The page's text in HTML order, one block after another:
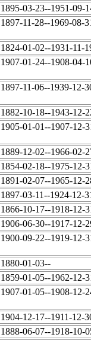
1895-03-23--1951-09-
1897-11-28--1969-08-
1824-01-02--1931-11-
1907-01-24--1908-04-
1897-11-06--1939-12-
1882-10-18--1943-12-
1905-01-01--1907-12-
1889-12-02--1966-02-
1854-02-18--1975-12-
1891-02-07--1965-12-
1897-03-11--1924-12-
1866-10-17--1918-12-
1906-06-30--1917-12-
1900-09-22--1919-12-
1880-01-03--
1859-01-05--1962-12-
1907-01-05--1908-12-
1904-12-17--1911-12-
1888-06-07--1918-10-